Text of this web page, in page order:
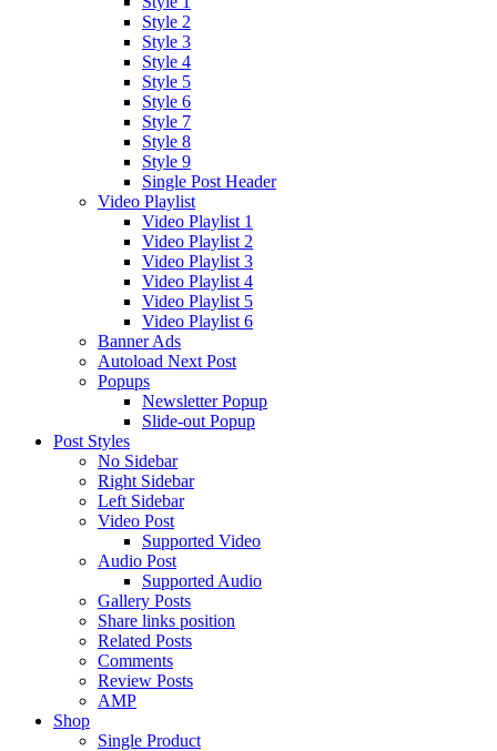
Style 2
Style 3
Style 4
Style 5
Style 6
Style 7
Style 8
Style 9
Single Post Header
Video Playlist
Video Playlist 1
Video Playlist 2
Video Playlist 3
Video Playlist 4
Video Playlist 5
Video Playlist 6
Banner Ads
Autoload Next Post
Popups
Newsletter Popup
Slide-out Popup
Post Styles
No Sidebar
Right Sidebar
Left Sidebar
Video Post
Supported Video
Audio Post
Supported Audio
Gallery Posts
Share links position
Related Posts
Comments
Review Posts
AMP
Shop
Single Product